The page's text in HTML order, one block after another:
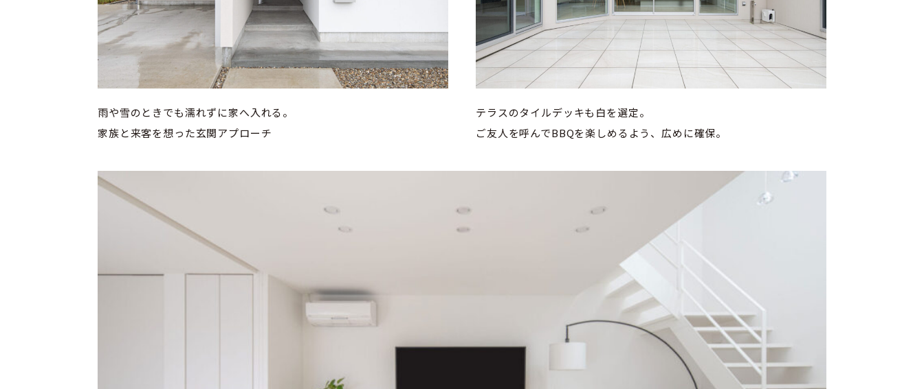
雨や雪のときでも濡れずに家へ入れる。
家族と来客を想った玄関アプローチ
テラスのタイルデッキも白を選定。
ご友人を呼んでBBQを楽しめるよう、広めに確保。